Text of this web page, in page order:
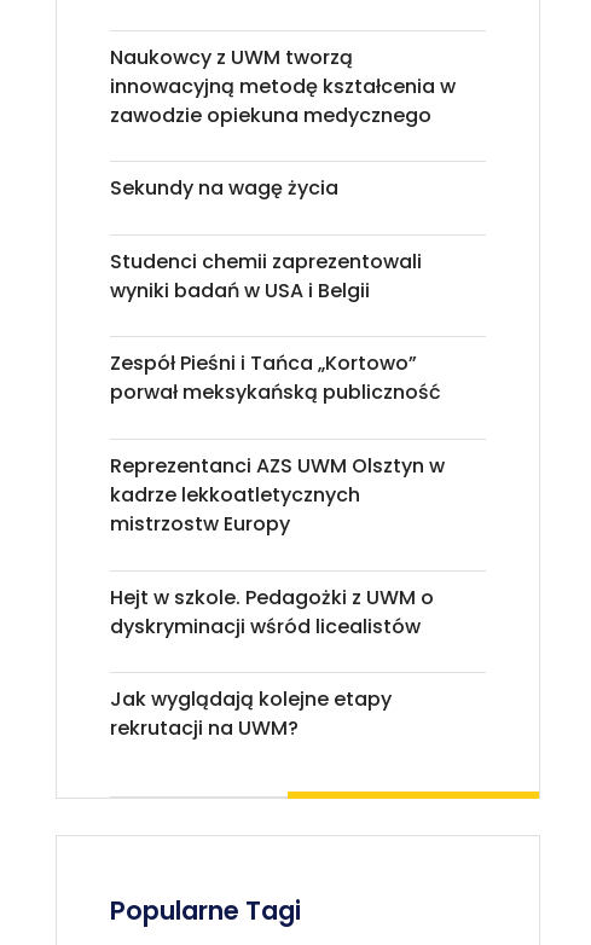
Naukowcy z UWM tworzą
innowacyjną metodę kształcenia w
zawodzie opiekuna medycznego
Sekundy na wagę życia
Studenci chemii zaprezentowali
wyniki badań w USA i Belgii
Zespół Pieśni i Tańca „Kortowo”
porwał meksykańską publiczność
Reprezentanci AZS UWM Olsztyn w
kadrze lekkoatletycznych
mistrzostw Europy
Hejt w szkole. Pedagożki z UWM o
dyskryminacji wśród licealistów
Jak wyglądają kolejne etapy
rekrutacji na UWM?
Popularne Tagi